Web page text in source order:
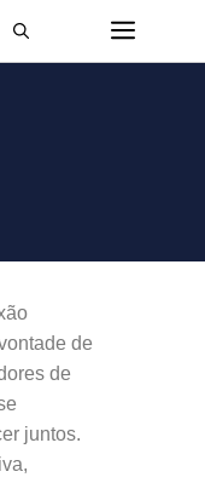
de
de
juntos.